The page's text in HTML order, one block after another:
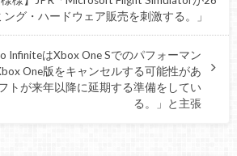
グ・ハードウェア販売を刺激する。」
InfiniteはXbox One Sでのパフォーマン
One版をキャンセルする可能性があ
トが来年以降に延期する準備をしてい
る。」と主張